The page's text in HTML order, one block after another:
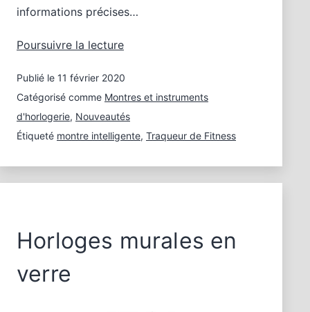
informations précises…
Poursuivre la lectureBandes
fitness
intelligentes
Publié le 11 février 2020
Catégorisé comme Montres et instruments
d'horlogerie, Nouveautés
Étiqueté montre intelligente, Traqueur de Fitness
Horloges murales en
verre